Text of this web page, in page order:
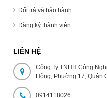
Đổi trả và bảo hành
Đăng ký thành viên
LIÊN HỆ
Công Ty TNHH Công
Hồng, Phường 17, Quận
0914118026